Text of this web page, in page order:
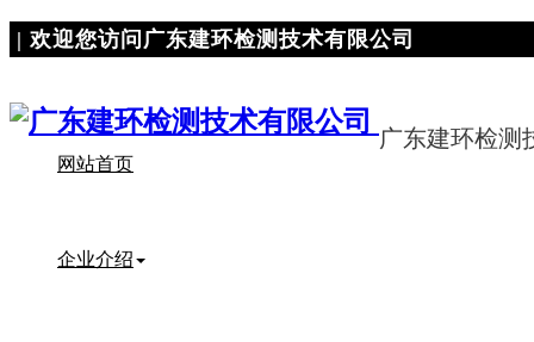
| 欢迎您访问广东建环检测技术有限公司
广东建环检测
网站首页
企业介绍